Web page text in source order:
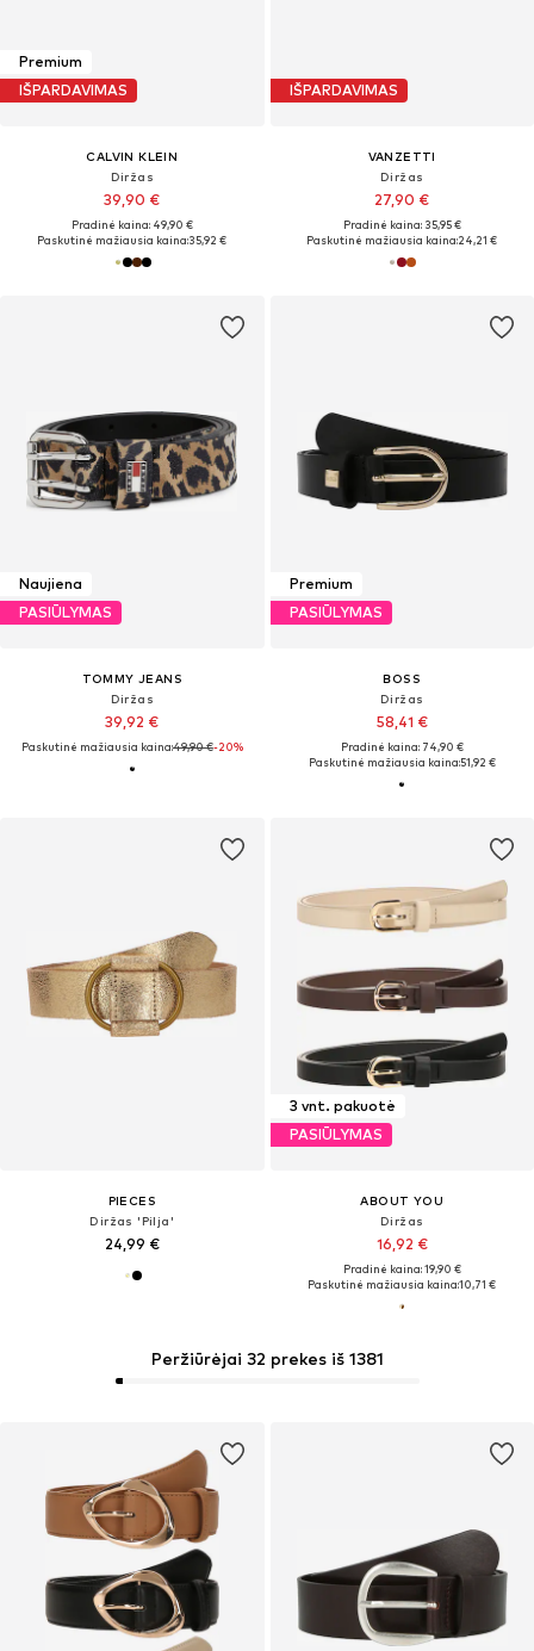
Premium
IŠPARDAVIMAS
CALVIN KLEIN
Diržas
39,90 €
Pradinė kaina: 49,90 €
Paskutinė mažiausia kaina:35,92 €
IŠPARDAVIMAS
VANZETTI
Diržas
27,90 €
Pradinė kaina: 35,95 €
Paskutinė mažiausia kaina:24,21 €
Naujiena
PASIŪLYMAS
TOMMY JEANS
Diržas
39,92 €
Paskutinė mažiausia kaina:49,90 €-20%
Premium
PASIŪLYMAS
BOSS
Diržas
58,41 €
Pradinė kaina: 74,90 €
Paskutinė mažiausia kaina:51,92 €
PIECES
Diržas 'Pilja'
24,99 €
3 vnt. pakuotė
PASIŪLYMAS
ABOUT YOU
Diržas
16,92 €
Pradinė kaina: 19,90 €
Paskutinė mažiausia kaina:10,71 €
Peržiūrėjai 32 prekes iš 1381